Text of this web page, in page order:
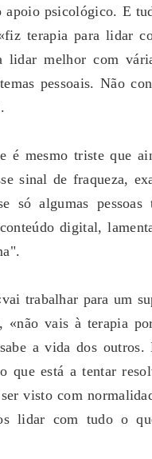
apoio psicológico. E
terapia para lidar
lidar melhor com
pessoais. Não
é mesmo triste que
sinal de fraqueza,
só algumas
digital,
trabalhar para um
«não vais à terapia
a vida dos
que está a tentar
visto com
lidar com tudo o